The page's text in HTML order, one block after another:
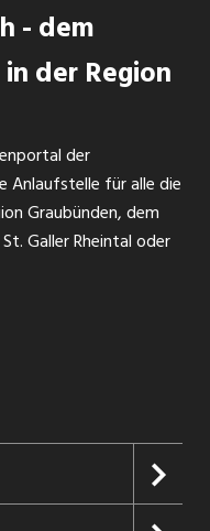
- dem
der Region
der
Anlaufstelle für alle die
Graubünden, dem
Galler Rheintal oder